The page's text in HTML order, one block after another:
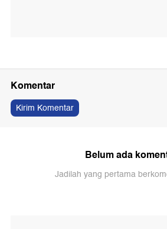
Komentar
Kirim Komentar
Belum ada
Jadilah yang pertama